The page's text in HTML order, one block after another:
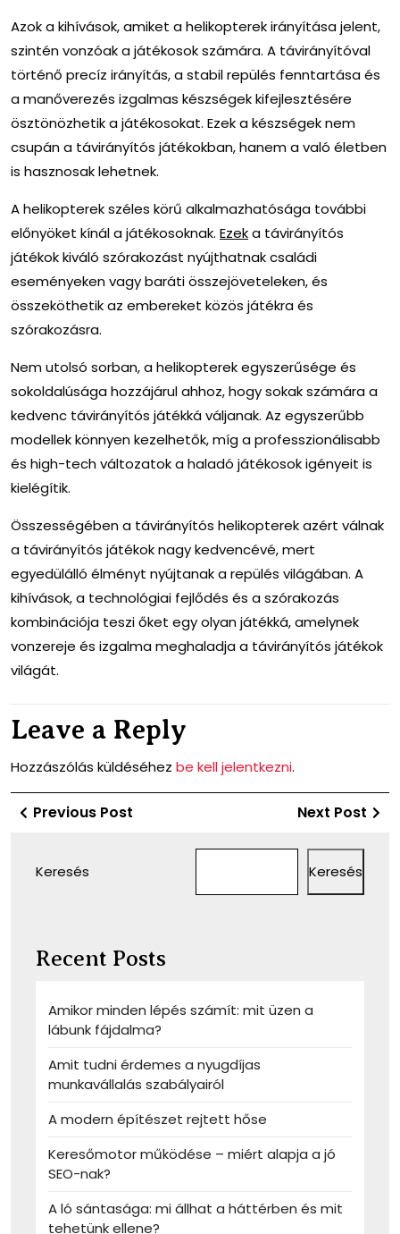
Azok a kihívások, amiket a helikopterek irányítása jelent,
szintén vonzóak a játékosok számára. A távirányítóval
történő precíz irányítás, a stabil repülés fenntartása és
a manőverezés izgalmas készségek kifejlesztésére
ösztönözhetik a játékosokat. Ezek a készségek nem
csupán a távirányítós játékokban, hanem a való életben
is hasznosak lehetnek.
A helikopterek széles körű alkalmazhatósága további
előnyöket kínál a játékosoknak. Ezeka távirányítós
játékok kiváló szórakozást nyújthatnak családi
eseményeken vagy baráti összejöveteleken, és
összeköthetik az embereket közös játékra és
szórakozásra.
Nem utolsó sorban, a helikopterek egyszerűsége és
sokoldalúsága hozzájárul ahhoz, hogy sokak számára a
kedvenc távirányítós játékká váljanak. Az egyszerűbb
modellek könnyen kezelhetők, míg a professzionálisabb
és high-tech változatok a haladó játékosok igényeit is
kielégítik.
Összességében a távirányítós helikopterek azért válnak
a távirányítós játékok nagy kedvencévé, mert
egyedülálló élményt nyújtanak a repülés világában. A
kihívások, a technológiai fejlődés és a szórakozás
kombinációja teszi őket egy olyan játékká, amelynek
vonzereje és izgalma meghaladja a távirányítós játékok
világát.
Leave a Reply
Hozzászólás küldéséhez be kell jelentkezni.
Bejegyzés
Previous Post Next Post
Keresés Keresés
Recent Posts
Amikor minden lépés számít: mit üzen a
lábunk fájdalma?
Amit tudni érdemes a nyugdíjas
munkavállalás szabályairól
A modern építészet rejtett hőse
Keresőmotor működése – miért alapja a jó
SEO-nak?
A ló sántasága: mi állhat a háttérben és mit
tehetünk ellene?